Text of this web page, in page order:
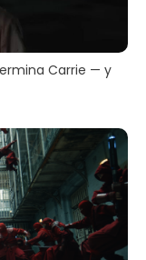
Carrie — y